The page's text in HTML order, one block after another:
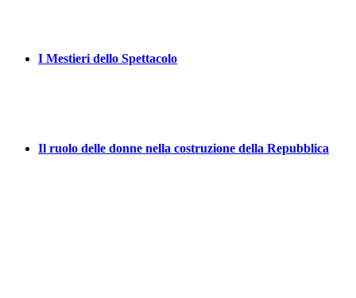
I Mestieri dello Spettacolo
Il ruolo delle donne nella costruzione della Repubblica